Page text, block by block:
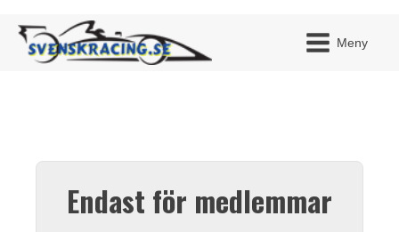
Meny
Endast för medlemmar